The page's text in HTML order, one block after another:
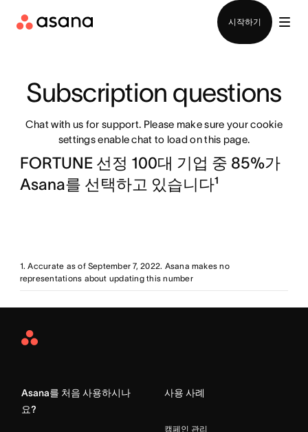
시작하기
Subscription questions
Chat with us for support. Please make sure your cookie
settings enable chat to load on this page.
FORTUNE 선정 100대 기업 중 85%가
Asana를 선택하고 있습니다¹
1. Accurate as of September 7, 2022. Asana makes no
representations about updating this number
Asana
Asana를 처음 사용하시나
요?
사용 사례
캠페인 관리